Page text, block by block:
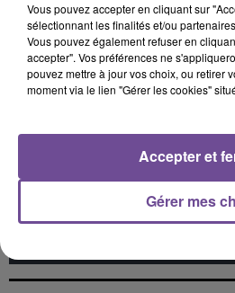
El Perdon Soirée
dépôt de cookies que vous
souhaitez l'afficher, merci de
Vous pouvez accepter en cliquant sur
sélectionnant les finalités et/ou
Vous pouvez également refuser en
accepter". Vos préférences ne
pouvez mettre à jour vos choix, ou retirer
moment via le lien "Gérer les cookies"
Gérer mes
Accepter et